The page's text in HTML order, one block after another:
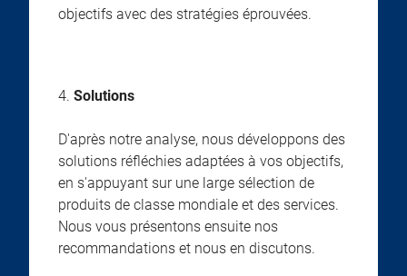
objectifs avec des stratégies éprouvées.
4. Solutions
D'après notre analyse, nous développons des
solutions réfléchies adaptées à vos objectifs,
en s'appuyant sur une large sélection de
produits de classe mondiale et des services.
Nous vous présentons ensuite nos
recommandations et nous en discutons.